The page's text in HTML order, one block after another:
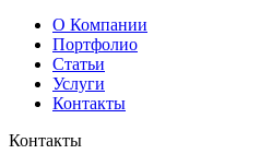
О Компании
Портфолио
Статьи
Услуги
Контакты
Контакты